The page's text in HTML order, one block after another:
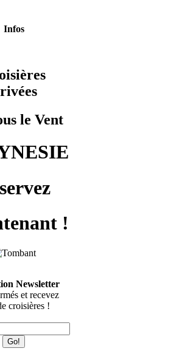
Infos
le Vent
!
Newsletter
et recevez
croisières !